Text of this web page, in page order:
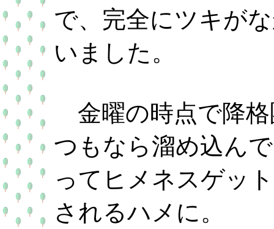
で、完全にツキが
いました。
金曜の時点で降
つもなら溜め込ん
ってヒメネスゲッ
されるハメに。